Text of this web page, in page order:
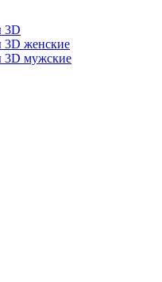
3D
3D женские
3D мужские